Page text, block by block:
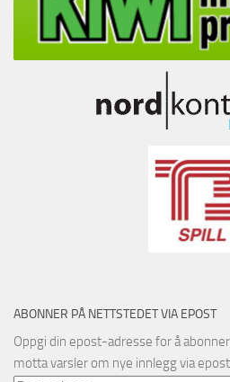
ABONNER PÅ NETTSTEDET VIA EPOST
Oppgi din epost-adresse for å
motta varsler om nye innlegg via